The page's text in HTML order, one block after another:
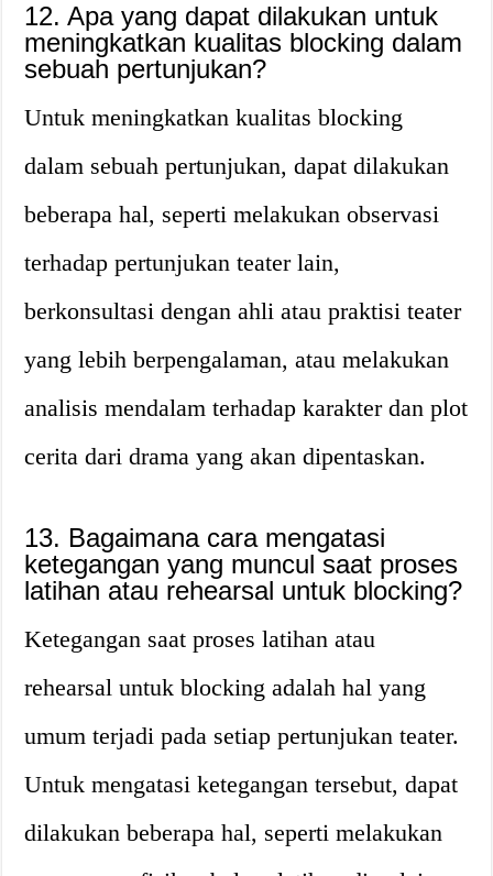
12. Apa yang dapat dilakukan untuk
meningkatkan kualitas blocking dalam
sebuah pertunjukan?
Untuk meningkatkan kualitas blocking
dalam sebuah pertunjukan, dapat dilakukan
beberapa hal, seperti melakukan observasi
terhadap pertunjukan teater lain,
berkonsultasi dengan ahli atau praktisi teater
yang lebih berpengalaman, atau melakukan
analisis mendalam terhadap karakter dan plot
cerita dari drama yang akan dipentaskan.
13. Bagaimana cara mengatasi
ketegangan yang muncul saat proses
latihan atau rehearsal untuk blocking?
Ketegangan saat proses latihan atau
rehearsal untuk blocking adalah hal yang
umum terjadi pada setiap pertunjukan teater.
Untuk mengatasi ketegangan tersebut, dapat
dilakukan beberapa hal, seperti melakukan